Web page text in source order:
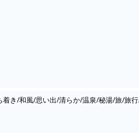
き/和風/思い出/清らか/温泉/秘湯/旅/旅